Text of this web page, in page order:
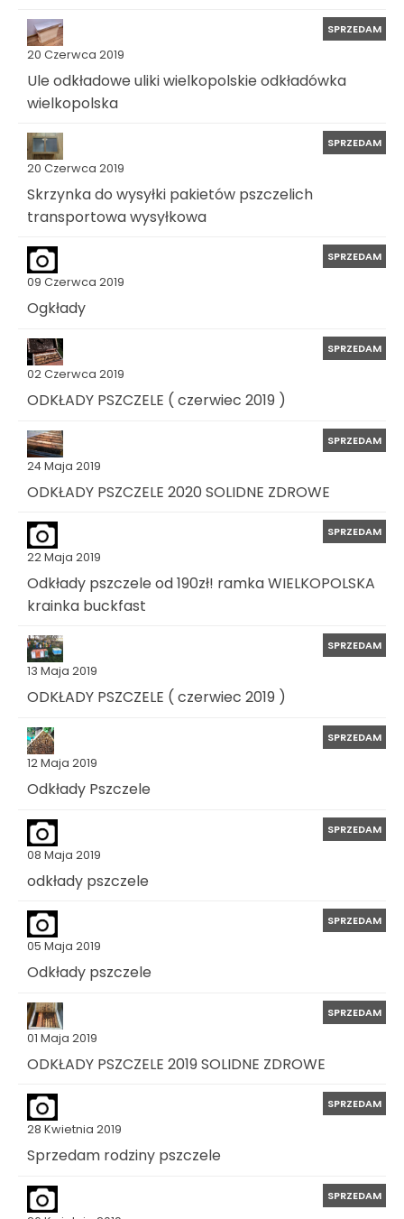
20 Czerwca 2019
SPRZEDAM
Ule odkładowe uliki wielkopolskie odkładówka
wielkopolska
20 Czerwca 2019
SPRZEDAM
Skrzynka do wysyłki pakietów pszczelich
transportowa wysyłkowa
09 Czerwca 2019
SPRZEDAM
Ogkłady
02 Czerwca 2019
SPRZEDAM
ODKŁADY PSZCZELE ( czerwiec 2019 )
24 Maja 2019
SPRZEDAM
ODKŁADY PSZCZELE 2020 SOLIDNE ZDROWE
22 Maja 2019
SPRZEDAM
Odkłady pszczele od 190zł! ramka WIELKOPOLSKA
krainka buckfast
13 Maja 2019
SPRZEDAM
ODKŁADY PSZCZELE ( czerwiec 2019 )
12 Maja 2019
SPRZEDAM
Odkłady Pszczele
08 Maja 2019
SPRZEDAM
odkłady pszczele
05 Maja 2019
SPRZEDAM
Odkłady pszczele
01 Maja 2019
SPRZEDAM
ODKŁADY PSZCZELE 2019 SOLIDNE ZDROWE
28 Kwietnia 2019
SPRZEDAM
Sprzedam rodziny pszczele
SPRZEDAM